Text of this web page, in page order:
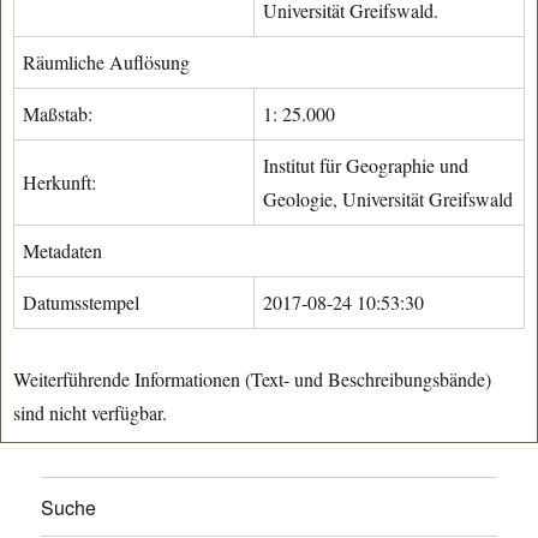
Universität Greifswald.
Räumliche Auflösung
Maßstab: 1: 25.000
Herkunft:
Institut für Geographie und
Geologie, Universität Greifswald
Metadaten
Datumsstempel 2017-08-24 10:53:30
Weiterführende Informationen (Text- und Beschreibungsbände)
sind nicht verfügbar.
Suche